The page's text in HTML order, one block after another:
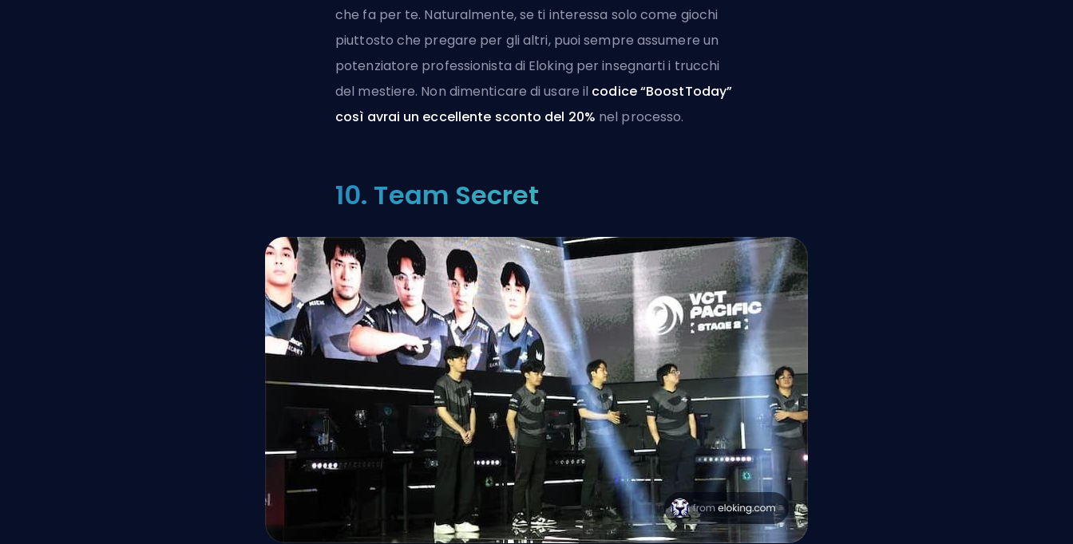
che fa per te. Naturalmente, se ti interessa solo come giochi
piuttosto che pregare per gli altri, puoi sempre assumere un
potenziatore professionista di Eloking per insegnarti i trucchi
del mestiere. Non dimenticare di usare il codice “BoostToday”
così avrai un eccellente sconto del 20% nel processo.
10. Team Secret